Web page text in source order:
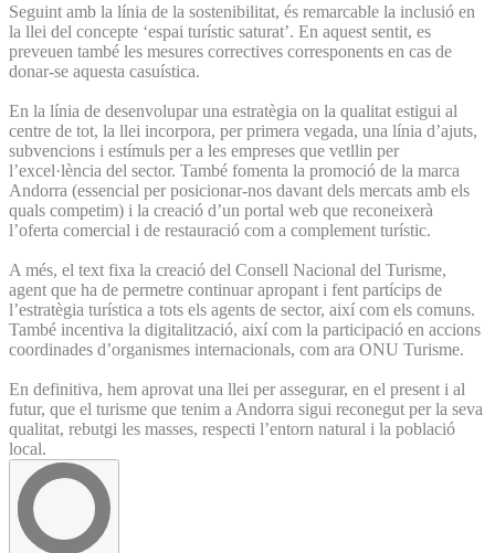
Seguint amb la línia de la sostenibilitat, és remarcable la inclusió en
la llei del concepte ‘espai turístic saturat’. En aquest sentit, es
preveuen també les mesures correctives corresponents en cas de
donar-se aquesta casuística.
En la línia de desenvolupar una estratègia on la qualitat estigui al
centre de tot, la llei incorpora, per primera vegada, una línia d’ajuts,
subvencions i estímuls per a les empreses que vetllin per
l’excel·lència del sector. També fomenta la promoció de la marca
Andorra (essencial per posicionar-nos davant dels mercats amb els
quals competim) i la creació d’un portal web que reconeixerà
l’oferta comercial i de restauració com a complement turístic.
A més, el text fixa la creació del Consell Nacional del Turisme,
agent que ha de permetre continuar apropant i fent partícips de
l’estratègia turística a tots els agents de sector, així com els comuns.
També incentiva la digitalització, així com la participació en accions
coordinades d’organismes internacionals, com ara ONU Turisme.
En definitiva, hem aprovat una llei per assegurar, en el present i al
futur, que el turisme que tenim a Andorra sigui reconegut per la seva
qualitat, rebutgi les masses, respecti l’entorn natural i la població
local.